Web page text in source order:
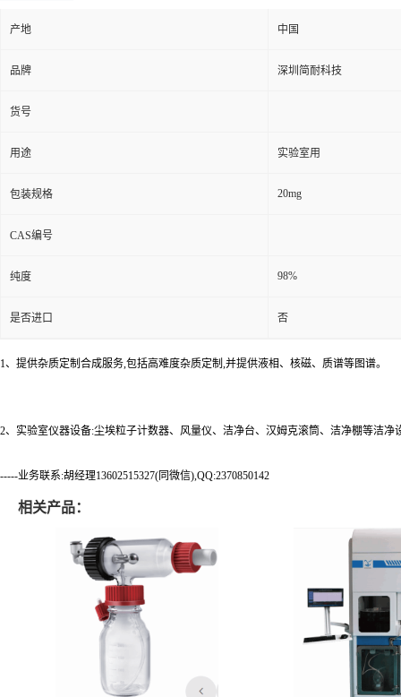
产地 中国
品牌 深圳简耐科技
货号
用途 实验室用
包装规格 20mg
CAS编号
纯度 98%
是否进口 否
1、提供杂质定制合成服务,包括高难度杂质定制,并提供液相、核磁、质谱等图谱。
2、实验室仪器设备:尘埃粒子计数器、风量仪、洁净台、汉姆克滚筒、洁净棚等洁
-----业务联系:胡经理13602515327(同微信),QQ:2370850142
相关产品：